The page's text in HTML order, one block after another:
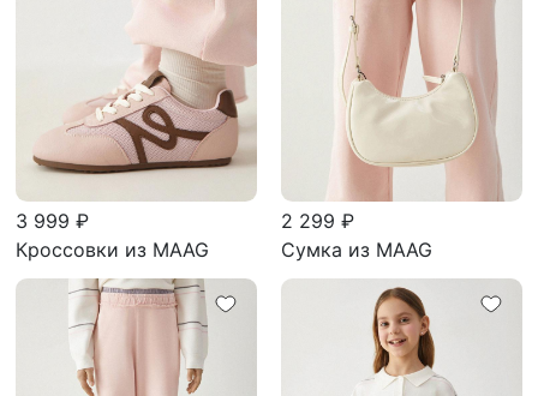
3 999 ₽
Кроссовки из MAAG
2 299 ₽
Сумка из MAAG